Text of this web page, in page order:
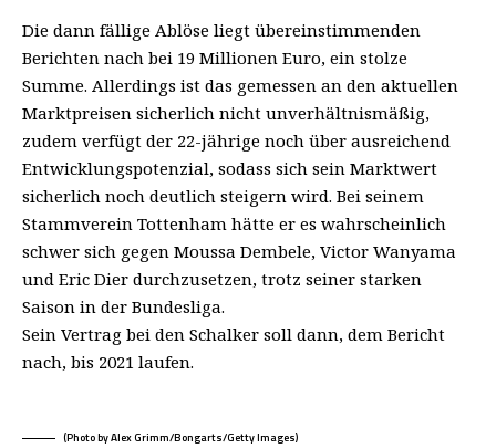
Die dann fällige Ablöse liegt übereinstimmenden
Berichten nach bei 19 Millionen Euro, ein stolze
Summe. Allerdings ist das gemessen an den aktuellen
Marktpreisen sicherlich nicht unverhältnismäßig,
zudem verfügt der 22-jährige noch über ausreichend
Entwicklungspotenzial, sodass sich sein Marktwert
sicherlich noch deutlich steigern wird. Bei seinem
Stammverein Tottenham hätte er es wahrscheinlich
schwer sich gegen Moussa Dembele, Victor Wanyama
und Eric Dier durchzusetzen, trotz seiner starken
Saison in der Bundesliga.
Sein Vertrag bei den Schalker soll dann, dem Bericht
nach, bis 2021 laufen.
(Photo by Alex Grimm/Bongarts/Getty Images)